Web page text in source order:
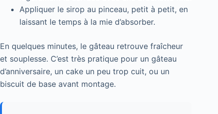
Appliquer le sirop au pinceau, petit à petit, en
laissant le temps à la mie d’absorber.
En quelques minutes, le gâteau retrouve fraîcheur
et souplesse. C’est très pratique pour un gâteau
d’anniversaire, un cake un peu trop cuit, ou un
biscuit de base avant montage.